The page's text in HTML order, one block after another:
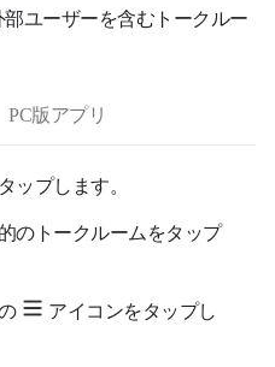
ユーザーを含むトークルー
PC版アプリ
ップします。
のトークルームをタップ
アイコンをタップし